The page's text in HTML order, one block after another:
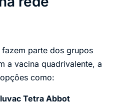
fazem parte dos grupos
a vacina quadrivalente, a
como:
Tetra Abbot